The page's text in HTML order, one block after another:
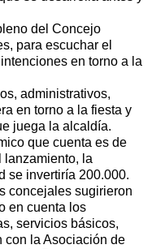
del Concejo
para escuchar el
en torno a la
administrativos,
en torno a la fiesta y
juega la alcaldía.
que cuenta es de
lanzamiento, la
se invertiría 200.000.
concejales sugirieron
en cuenta los
servicios básicos,
con la Asociación de